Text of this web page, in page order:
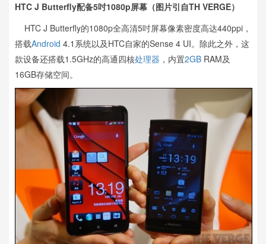
HTC J Butterfly配备5吋1080p屏幕（图片引自TH VERGE）
HTC J Butterfly的1080p全高清5吋屏幕像素密度高达440ppi，
搭载Android 4.1系统以及HTC自家的Sense 4 UI。除此之外，这
款设备还搭载1.5GHz的高通四核处理器 ，内置2GB RAM及
16GB存储空间。